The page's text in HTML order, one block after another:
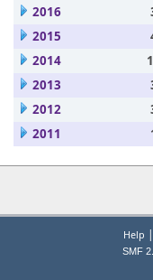
2016
2015
2014
2013
2012
2011
Help |
SMF